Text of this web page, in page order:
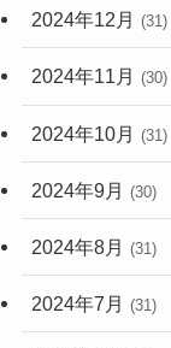
2024年12月 (31)
2024年11月 (30)
2024年10月 (31)
2024年9月 (30)
2024年8月 (31)
2024年7月 (31)